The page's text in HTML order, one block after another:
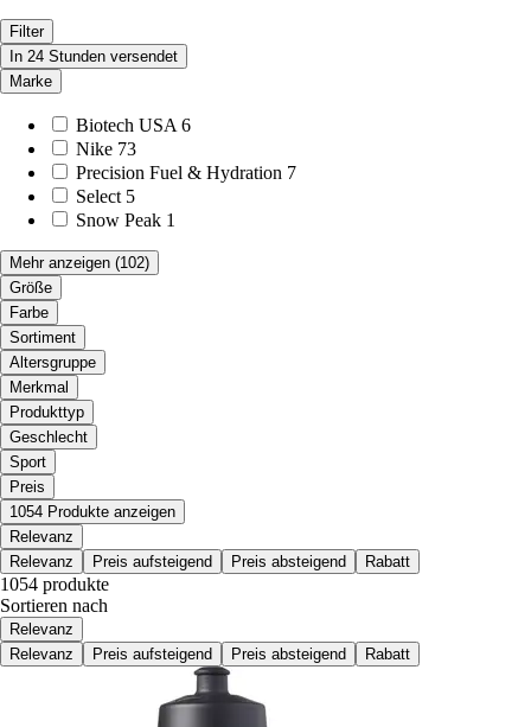
Filter
In 24 Stunden versendet
Marke
Biotech USA 6
Nike 73
Precision Fuel & Hydration 7
Select 5
Snow Peak 1
Mehr anzeigen (102)
Größe
Farbe
Sortiment
Altersgruppe
Merkmal
Produkttyp
Geschlecht
Sport
Preis
1054 Produkte anzeigen
Relevanz
Relevanz
Preis aufsteigend Preis absteigend Rabatt
1054 produkte
Sortieren nach
Relevanz
Relevanz
Preis aufsteigend Preis absteigend Rabatt